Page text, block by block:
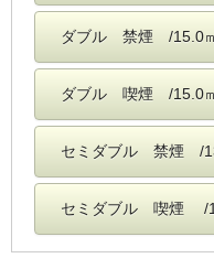
ダブル 禁煙 /15.0
ダブル 喫煙 /15.0
セミダブル 禁煙 /
セミダブル 喫煙 /